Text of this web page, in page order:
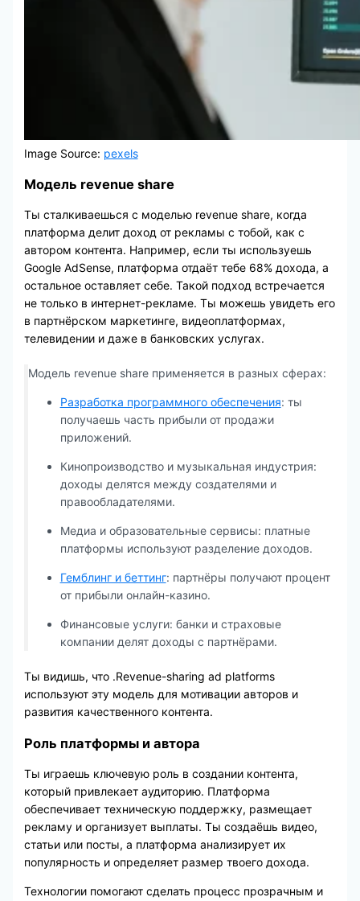
Image Source: pexels
Модель revenue share
Ты сталкиваешься с моделью revenue share, когда
платформа делит доход от рекламы с тобой, как с
автором контента. Например, если ты используешь
Google AdSense, платформа отдаёт тебе 68% дохода, а
остальное оставляет себе. Такой подход встречается
не только в интернет-рекламе. Ты можешь увидеть его
в партнёрском маркетинге, видеоплатформах,
телевидении и даже в банковских услугах.
Модель revenue share применяется в разных сферах:
Разработка программного обеспечения: ты
получаешь часть прибыли от продажи
приложений.
Кинопроизводство и музыкальная индустрия:
доходы делятся между создателями и
правообладателями.
Медиа и образовательные сервисы: платные
платформы используют разделение доходов.
Гемблинг и беттинг: партнёры получают процент
от прибыли онлайн-казино.
Финансовые услуги: банки и страховые
компании делят доходы с партнёрами.
Ты видишь, что .Revenue-sharing ad platforms
используют эту модель для мотивации авторов и
развития качественного контента.
Роль платформы и автора
Ты играешь ключевую роль в создании контента,
который привлекает аудиторию. Платформа
обеспечивает техническую поддержку, размещает
рекламу и организует выплаты. Ты создаёшь видео,
статьи или посты, а платформа анализирует их
популярность и определяет размер твоего дохода.
Технологии помогают сделать процесс прозрачным и